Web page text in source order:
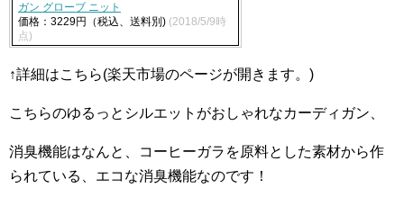
ガン グローブ ニット
価格：3229円（税込、送料別) (2018/5/9時
点)
↑詳細はこちら(楽天市場のページが開きます。)
こちらのゆるっとシルエットがおしゃれなカーディガン、
消臭機能はなんと、コーヒーガラを原料とした素材から作
られている、エコな消臭機能なのです！